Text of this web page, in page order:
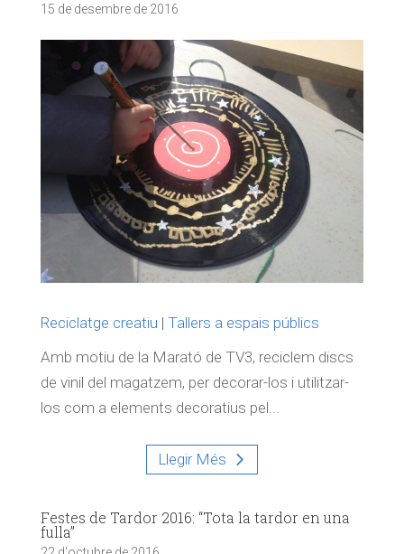
15 de desembre de 2016
Reciclatge creatiu | Tallers a espais públics
Amb motiu de la Marató de TV3, reciclem discs
de vinil del magatzem, per decorar-los i utilitzar-
los com a elements decoratius pel...
Llegir Més
Festes de Tardor 2016: “Tota la tardor en una
fulla”